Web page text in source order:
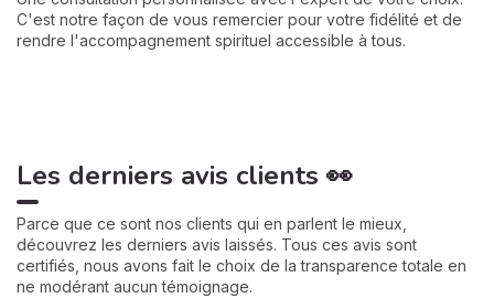
C'est notre façon de vous remercier pour votre fidélité et de
rendre l'accompagnement spirituel accessible à tous.
Les derniers avis clients 👀
Parce que ce sont nos clients qui en parlent le mieux,
découvrez les derniers avis laissés. Tous ces avis sont
certifiés, nous avons fait le choix de la transparence totale en
ne modérant aucun témoignage.